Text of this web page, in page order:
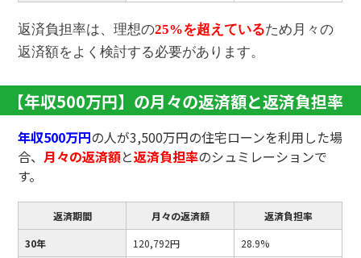
返済負担率は、理想の25%を超えているため月々の
返済額をよく検討する必要があります。
【年収500万円】の月々の返済額と返済負担率
年収500万円の人が3,500万円の住宅ローンを利用した場
合、 月々の返済額と返済負担率のシュミレーションで
す。
返済期間 月々の返済額
返済負担率
30年
120,792円
28.9%